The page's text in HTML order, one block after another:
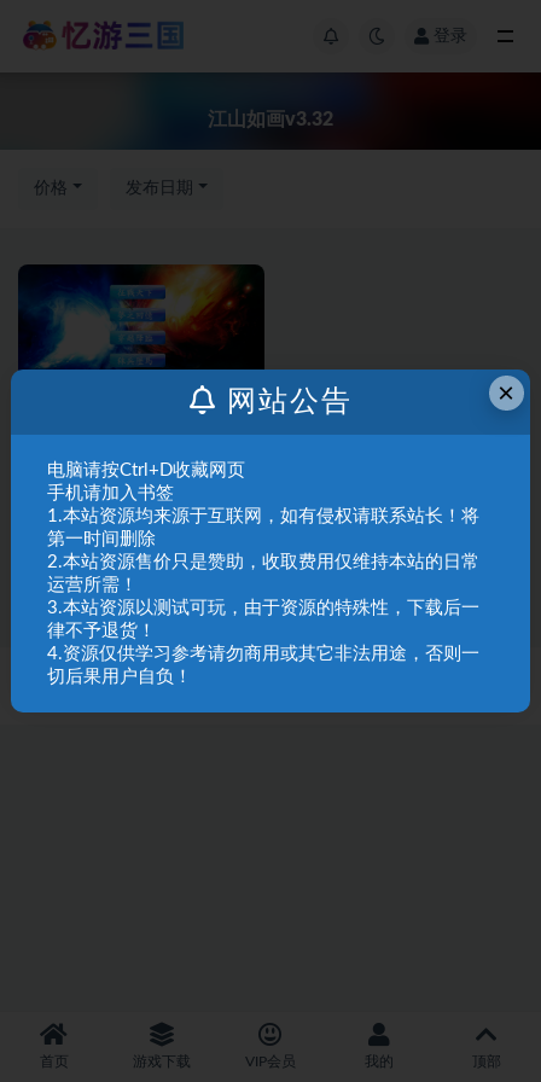
登录
江山如画v3.32
价格 发布日期
改版
改版
73三国群英传7江山如画
v3.32（沧桑前传）
55 9.9
SQL 请求数：33 次
首页 游戏下载 VIP会员 我的 顶部
×
网站公告
电脑请按Ctrl+D收藏网页
手机请加入书签
1.本站资源均来源于互联网，如有侵权请联系站长！将
第一时间删除
2.本站资源售价只是赞助，收取费用仅维持本站的日常
运营所需！
3.本站资源以测试可玩，由于资源的特殊性，下载后一
律不予退货！
4.资源仅供学习参考请勿商用或其它非法用途，否则一
切后果用户自负！